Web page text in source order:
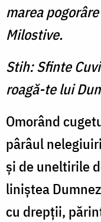
marea
Milostive.
Stih: Sfinte
roagă-te lui
Omorând
pârâul
şi de uneltirile
liniş­tea
cu drepţii,